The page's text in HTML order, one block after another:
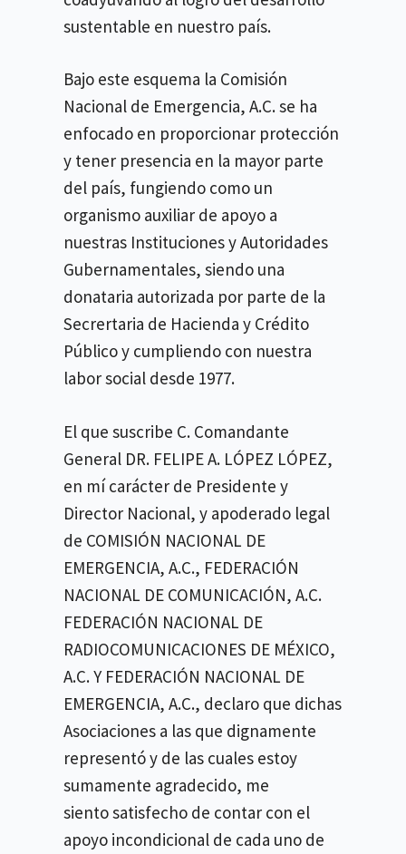
sustentable en nuestro país.
Bajo este esquema la Comisión
Nacional de Emergencia, A.C. se ha
enfocado en proporcionar protección
y tener presencia en la mayor parte
del país, fungiendo como un
organismo auxiliar de apoyo a
nuestras Instituciones y Autoridades
Gubernamentales, siendo una
donataria autorizada por parte de la
Secrertaria de Hacienda y Crédito
Público y cumpliendo con nuestra
labor social desde 1977.
El que suscribe C. Comandante
General DR. FELIPE A. LÓPEZ LÓPEZ,
en mí carácter de Presidente y
Director Nacional, y apoderado legal
de COMISIÓN NACIONAL DE
EMERGENCIA, A.C., FEDERACIÓN
NACIONAL DE COMUNICACIÓN, A.C.
FEDERACIÓN NACIONAL DE
RADIOCOMUNICACIONES DE MÉXICO,
A.C. Y FEDERACIÓN NACIONAL DE
EMERGENCIA, A.C., declaro que dichas
Asociaciones a las que dignamente
representó y de las cuales estoy
sumamente agradecido, me
siento satisfecho de contar con el
apoyo incondicional de cada uno de